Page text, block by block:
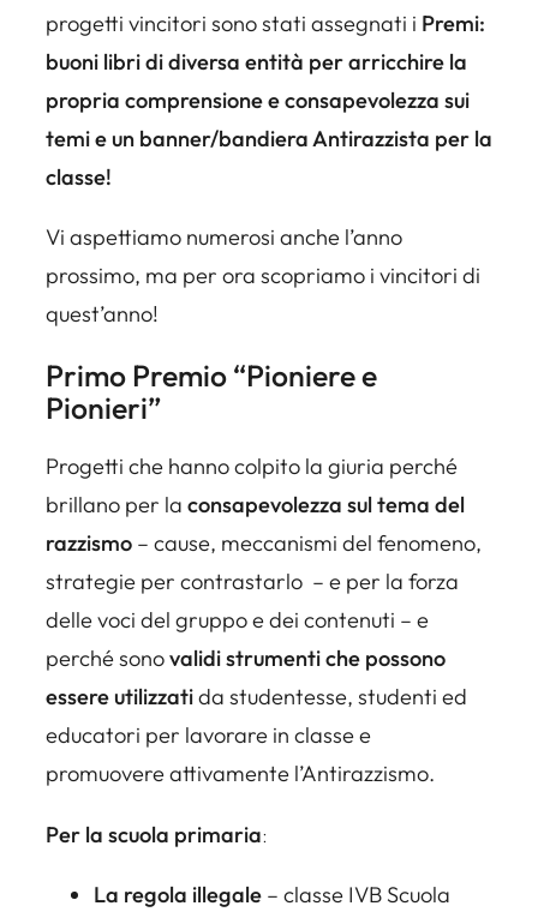
progetti vincitori sono stati assegnati i Premi:
buoni libri di diversa entità per arricchire la
propria comprensione e consapevolezza sui
temi e un banner/bandiera Antirazzista per la
classe!
Vi aspettiamo numerosi anche l’anno
prossimo, ma per ora scopriamo i vincitori di
quest’anno!
Primo Premio “Pioniere e
Pionieri”
Progetti che hanno colpito la giuria perché
brillano per la consapevolezza sul tema del
razzismo – cause, meccanismi del fenomeno,
strategie per contrastarlo – e per la forza
delle voci del gruppo e dei contenuti – e
perché sonovalidi strumenti che possono
essere utilizzatida studentesse, studenti ed
educatori per lavorare in classe e
promuovere attivamente l’Antirazzismo.
Per la scuola primaria:
La regola illegale – classe IVB Scuola